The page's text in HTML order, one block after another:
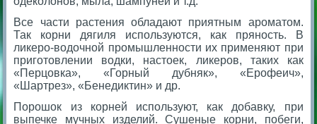
Все части растения обладают приятным ароматом.
Так корни дягиля используются, как пряность. В
ликеро-водочной промышленности их применяют при
приготовлении водки, настоек, ликеров, таких как
«Перцовка», «Горный дубняк», «Ерофеич»,
«Шартрез», «Бенедиктин» и др.
Порошок из корней используют, как добавку, при
выпечке мучных изделий. Сушеные корни, побеги,